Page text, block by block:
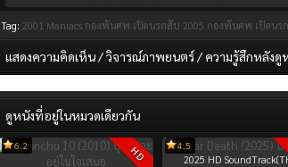
Tag: 2001 Maniacs กองพันศพ เปิดนรกสับ 2005 กองพันศพ เปิดนร
แสดงความคิดเห็น / วิจารณ์ภาพยนตร์ / ความรู้สึกหลังดู
ดูหนังที่อยู่ในหมวดเดียวกัน
6.2 HD 4.5
2025 HD